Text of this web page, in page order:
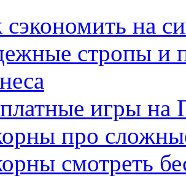
сэкономить на
стропы и
игры на
про
смотреть